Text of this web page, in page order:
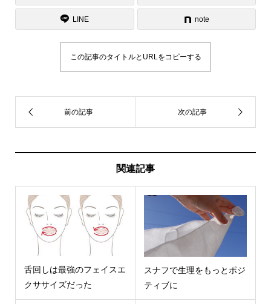
LINE note
この記事のタイトルとURLをコピーする
関連記事
舌回しは最強のフェイスエ
クササイズだった
スナフで生理をもっとポジ
ティブに